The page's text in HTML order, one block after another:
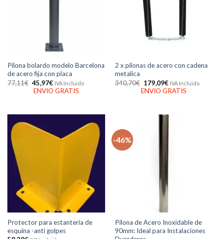
Pilona bolardo modelo Barcelona
de acero fija con placa
77,11€ El
precio
original
45,97€El
precio
actual
IVA Incluido
ENVIO GRATIS
2 x pilonas de acero con cadena
metalica
340,70€ El
precio
original
179,09€El
precio
actual
IVA Incluido
ENVIO GRATIS
Protector para estantería de
esquina -anti golpes
-46%
Pilona de Acero Inoxidable de
90mm: Ideal para Instalaciones